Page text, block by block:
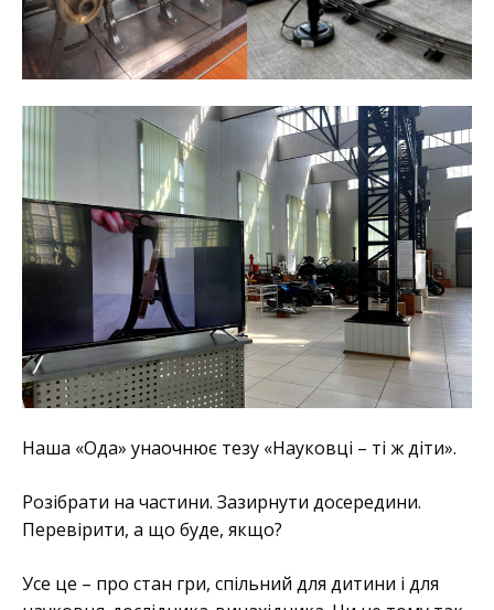
Наша «Ода» унаочнює тезу «Науковці – ті ж діти».
Розібрати на частини. Зазирнути досередини.
Перевірити, а що буде, якщо?
Усе це – про стан гри, спільний для дитини і для